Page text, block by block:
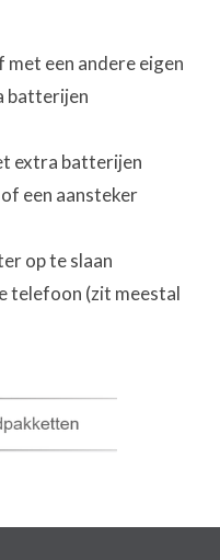
een andere eigen
batterijen
extra batterijen
een aansteker
op te slaan
telefoon (zit meestal